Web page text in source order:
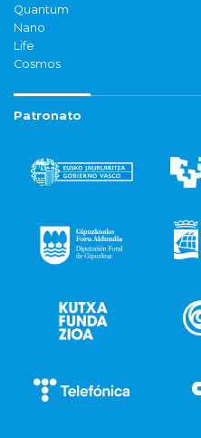
Quantum
Nano
Life
Cosmos
Patronato